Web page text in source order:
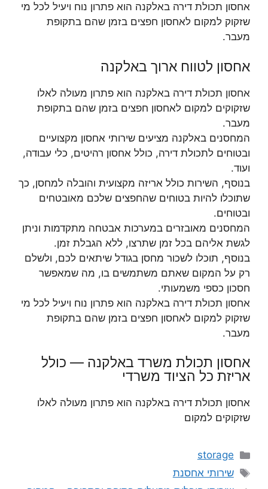
אחסון תכולת דירה באלקנה הוא פתרון נוח ויעיל לכל מי
שזקוק למקום לאחסון חפצים בזמן שהם בתקופת
מעבר.
אחסון לטווח ארוך באלקנה
אחסון תכולת דירה באלקנה הוא פתרון מעולה לאלו
שזקוקים למקום לאחסון חפצים בזמן שהם בתקופת
מעבר.
המחסנים באלקנה מציעים שירותי אחסון מקצועיים
ובטוחים לתכולת דירה, כולל אחסון רהיטים, כלי עבודה,
ועוד.
בנוסף, השירות כולל אריזה מקצועית והובלה למחסן, כך
שתוכלו להיות בטוחים שהחפצים שלכם מאובטחים
ובטוחים.
המחסנים מאובזרים במערכות אבטחה מתקדמות וניתן
לגשת אליהם בכל זמן שתרצו, ללא הגבלת זמן.
בנוסף, תוכלו לשכור מחסן בגודל שיתאים לכם, ולשלם
רק על המקום שאתם משתמשים בו, מה שמאפשר
חסכון כספי משמעותי.
אחסון תכולת דירה באלקנה הוא פתרון נוח ויעיל לכל מי
שזקוק למקום לאחסון חפצים בזמן שהם בתקופת
מעבר.
אחסון תכולת משרד באלקנה — כולל
אריזת כל הציוד משרדי
אחסון תכולת דירה באלקנה הוא פתרון מעולה לאלו
שזקוקים למקום
קטגוריות
storage
תגיות
שירותי אחסנת